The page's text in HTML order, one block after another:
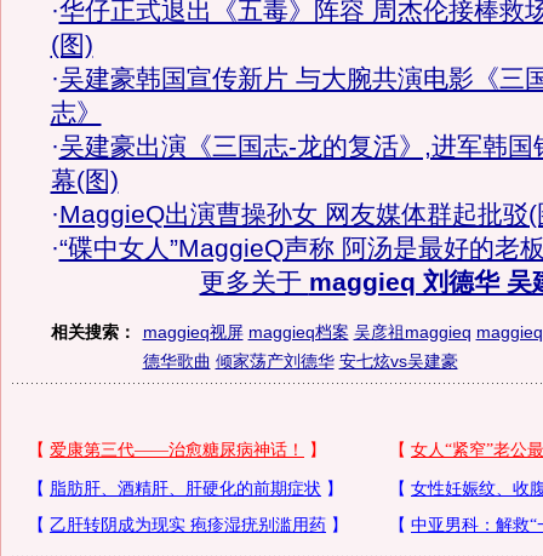
·华仔正式退出《五毒》阵容 周杰伦接棒救
(图)
·吴建豪韩国宣传新片 与大腕共演电影《三
志》
·吴建豪出演《三国志-龙的复活》,进军韩国
幕(图)
·MaggieQ出演曹操孙女 网友媒体群起批驳(
·“碟中女人”MaggieQ声称 阿汤是最好的老
更多关于 maggieq 刘德华 吴
相关搜索： maggieq视屏 maggieq档案 吴彦祖maggieq maggieq
德华歌曲 倾家荡产刘德华 安七炫vs吴建豪